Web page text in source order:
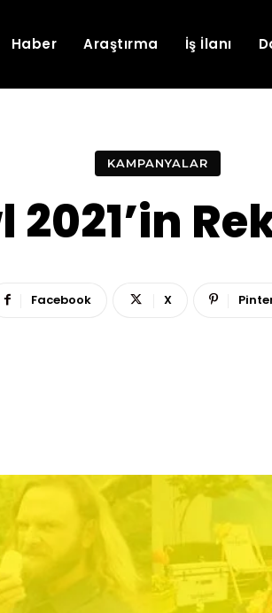
Haber Araştırma İş İlanı
KAMPANYALAR
2021’in
Facebook X